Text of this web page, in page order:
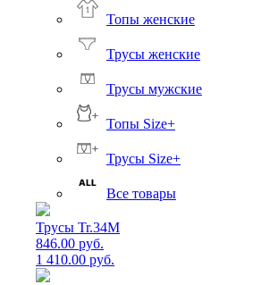
Топы женские
Трусы женские
Трусы мужские
Топы Size+
Трусы Size+
Все товары
Трусы Tr.34M
846.00 руб.
1 410.00 руб.